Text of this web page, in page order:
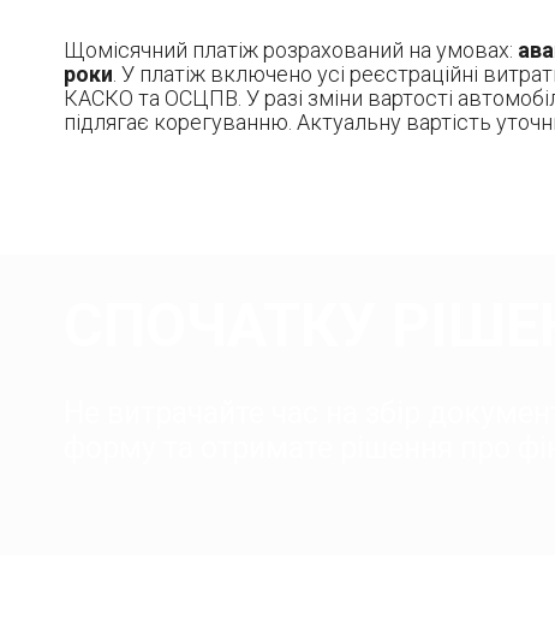
Щомісячний платіж розрахований на умовах:
роки . У платіж включено усі реєстраційні
КАСКО та ОСЦПВ. У разі зміни вартості
підлягає корегуванню. Актуальну вартість